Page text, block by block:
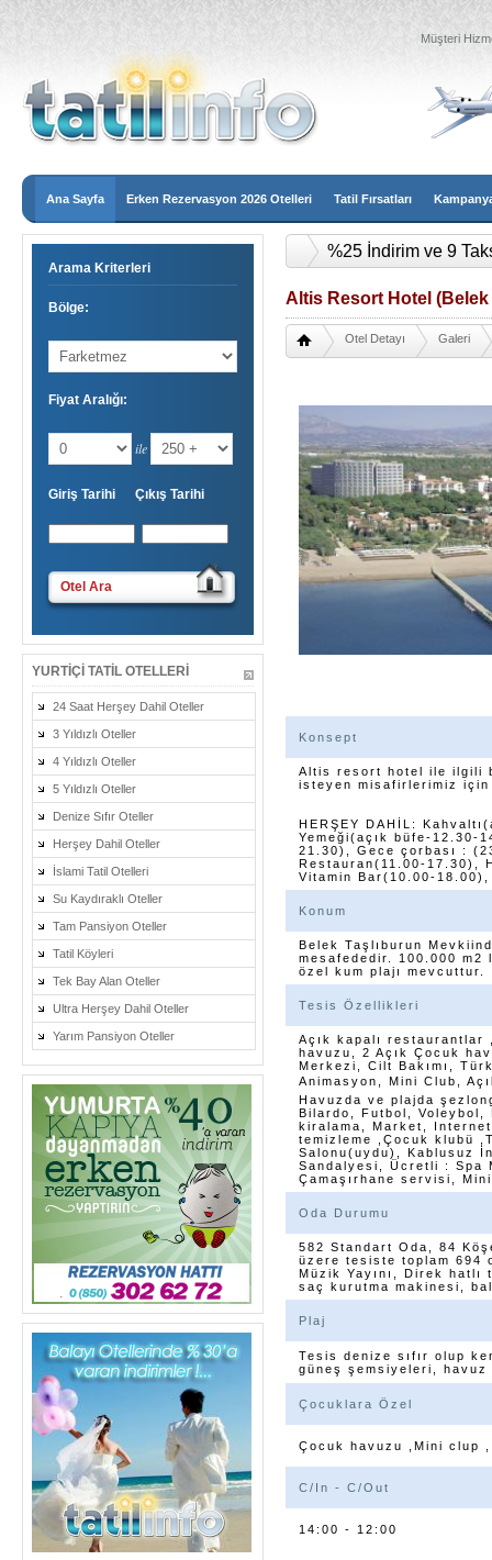
Müşteri
Ana Sayfa Erken Rezervasyon 2026 Otelleri Tatil Fırsatları
Arama Kriterleri
Bölge:
Fiyat Aralığı:
ile
Giriş Tarihi Çıkış Tarihi
Otel Ara
YURTIÇI TATIL OTELLERI
24 Saat Herşey Dahil Oteller
3 Yıldızlı Oteller
4 Yıldızlı Oteller
5 Yıldızlı Oteller
Denize Sıfır Oteller
Herşey Dahil Oteller
İslami Tatil Otelleri
Su Kaydıraklı Oteller
Tam Pansiyon Oteller
Tatil Köyleri
Tek Bay Alan Oteller
Ultra Herşey Dahil Oteller
Yarım Pansiyon Oteller
%25 İndirim ve 9
Altis Resort Hotel (Belek
Otel Detayı Galeri
Konsept
Altis resort hotel ile ilgili
isteyen misafirlerimiz
HERŞEY DAHİL:
Yemeği(açık büfe-12.30-
21.30), Gece çorbası :
Restauran(11.00-17.30),
Vitamin Bar(10.00-
Konum
Belek Taşlıburun
mesafededir. 100.000
özel kum plajı mevcuttur.
Tesis Özellikleri
Açık kapalı
havuzu, 2 Açık Çocuk
Merkezi, Cilt Bakımı,
Animasyon, Mini Club,
Havuzda ve plajda
Bilardo, Futbol, Voleybol,
kiralama, Market, Internet
temizleme ,Çocuk klubü
Salonu(uydu), Kablusuz
Sandalyesi, Ücretli : Spa
Çamaşırhane servisi,
Oda Durumu
582 Standart Oda, 84
üzere tesiste toplam 694
Müzik Yayını, Direk
saç kurutma makinesi,
Plaj
Tesis denize sıfır olup
güneş şemsiyeleri, havuz
Çocuklara Özel
Çocuk havuzu ,Mini clup
C/In - C/Out
14:00 - 12:00